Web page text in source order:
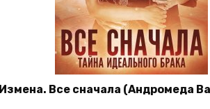
Измена. Все сначала (Андромеда